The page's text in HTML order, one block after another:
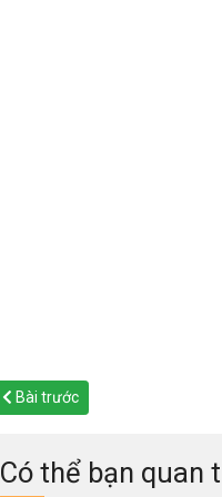
Bài trước
Có thể bạn quan